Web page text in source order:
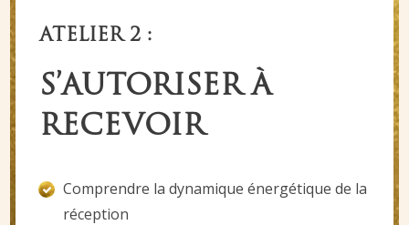
ATELIER 2 :
S’AUTORISER À
RECEVOIR
Comprendre la dynamique énergétique de la
réception